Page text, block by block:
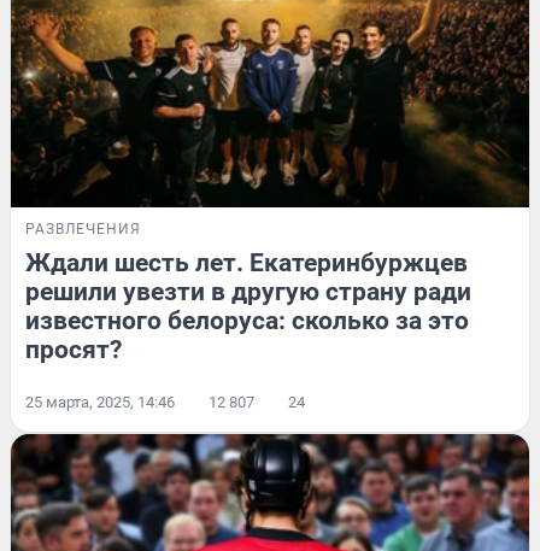
РАЗВЛЕЧЕНИЯ
Ждали шесть лет. Екатеринбуржцев
решили увезти в другую страну ради
известного белоруса: сколько за это
просят?
25 марта, 2025, 14:46 12 807 24